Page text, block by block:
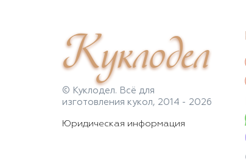
Куклодел
© Куклодел. Всё для
изготовления кукол, 2014 - 2026
Юридическая информация